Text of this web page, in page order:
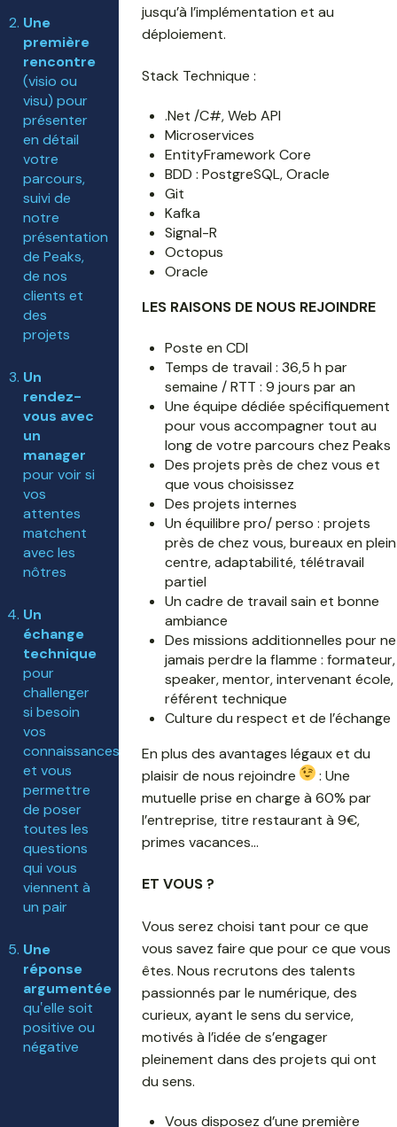
Une
première
rencontre
(visio ou
visu) pour
présenter
en détail
votre
parcours,
suivi de
notre
présentation
de Peaks,
de nos
clients et
des
projets
Un
rendez-
vous avec
un
manager
pour voir si
vos
attentes
matchent
avec les
nôtres
Un
échange
technique
pour
challenger
si besoin
vos
connaissances
et vous
permettre
de poser
toutes les
questions
qui vous
viennent à
un pair
Une
réponse
argumentée
qu‛elle soit
positive ou
négative
jusqu’à l’implémentation et au
déploiement.
Stack Technique :
.Net /C#, Web API
Microservices
EntityFramework Core
BDD : PostgreSQL, Oracle
Git
Kafka
Signal-R
Octopus
Oracle
LES RAISONS DE NOUS REJOINDRE
Poste en CDI
Temps de travail : 36,5 h par
semaine / RTT : 9 jours par an
Une équipe dédiée spécifiquement
pour vous accompagner tout au
long de votre parcours chez Peaks
Des projets près de chez vous et
que vous choisissez
Des projets internes
Un équilibre pro/ perso : projets
près de chez vous, bureaux en plein
centre, adaptabilité, télétravail
partiel
Un cadre de travail sain et bonne
ambiance
Des missions additionnelles pour ne
jamais perdre la flamme : formateur,
speaker, mentor, intervenant école,
référent technique
Culture du respect et de l’échange
En plus des avantages légaux et du
plaisir de nous rejoindre
: Une
mutuelle prise en charge à 60% par
l’entreprise, titre restaurant à 9€,
primes vacances…
ET VOUS ?
Vous serez choisi tant pour ce que
vous savez faire que pour ce que vous
êtes. Nous recrutons des talents
passionnés par le numérique, des
curieux, ayant le sens du service,
motivés à l’idée de s’engager
pleinement dans des projets qui ont
du sens.
Vous disposez d’une première